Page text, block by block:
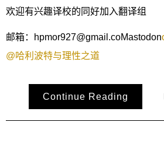
欢迎有兴趣译校的同好加入翻译组
邮箱：hpmor927@gmail.coMastodon
@哈利波特与理性之道
Continue Reading